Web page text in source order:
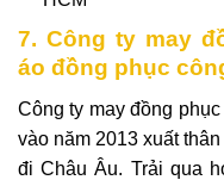
7. Công ty may
áo đồng phục
Công ty may đồng
vào năm 2013 xuất
đi Châu Âu. Trải qua